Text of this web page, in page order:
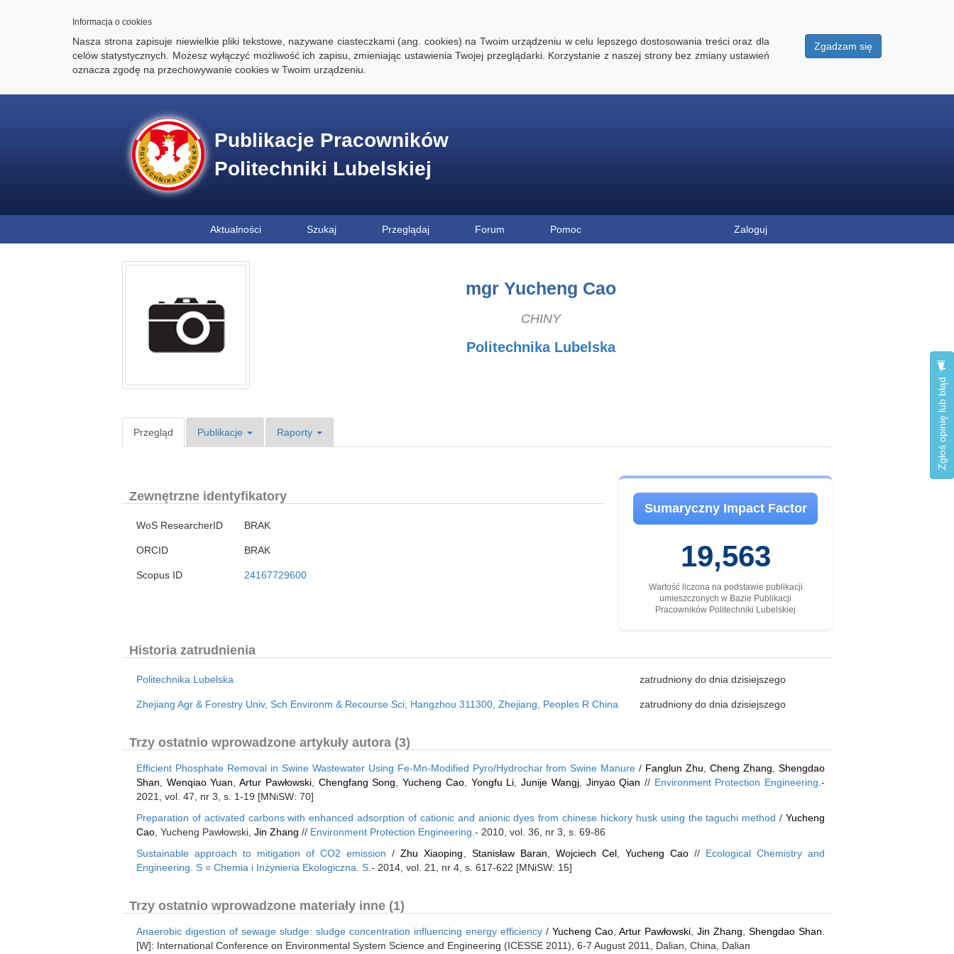
Informacja o cookies
Zgadzam się
Nasza strona zapisuje niewielkie pliki tekstowe, nazywane ciasteczkami (ang. cookies) na Twoim urządzeniu w celu lepszego dostosowania treści oraz dla
celów statystycznych. Możesz wyłączyć możliwość ich zapisu, zmieniając ustawienia Twojej przeglądarki. Korzystanie z naszej strony bez zmiany ustawień
oznacza zgodę na przechowywanie cookies w Twoim urządzeniu.
Publikacje Pracowników
Politechniki Lubelskiej
Aktualności Szukaj Przeglądaj Forum Pomoc Zaloguj
Zgłoś opinię lub błąd
mgr Yucheng Cao
CHINY
Politechnika Lubelska
Przegląd Publikacje Raporty
Zewnętrzne identyfikatory
WoS ResearcherID BRAK
ORCID BRAK
Scopus ID 24167729600
Sumaryczny Impact Factor
19,563
Wartość liczona na podstawie publikacji
umieszczonych w Bazie Publikacji
Pracowników Politechniki Lubelskiej
Historia zatrudnienia
Politechnika Lubelska zatrudniony do dnia dzisiejszego
Zhejiang Agr & Forestry Univ, Sch Environm & Recourse Sci, Hangzhou 311300, Zhejiang, Peoples R China zatrudniony do dnia dzisiejszego
Trzy ostatnio wprowadzone artykuły autora (3)
Efficient Phosphate Removal in Swine Wastewater Using Fe-Mn-Modified Pyro/Hydrochar from Swine Manure / Fanglun Zhu ,Cheng Zhang ,Shengdao
Shan
Wenqiao Yuan ,Artur Pawłowski, Chengfang Song ,Yucheng Cao, Yongfu Li ,Junije Wangj, Jinyao Qian // Environment Protection Engineering .-
2021, vol. 47, nr 3, s. 1-19 [MNiSW: 70]
Preparation of activated carbons with enhanced adsorption of cationic and anionic dyes from chinese hickory husk using the taguchi method /Yucheng
Cao , Yucheng Pawłowski, Jin Zhang // Environment Protection Engineering .- 2010, vol. 36, nr 3, s. 69-86
Sustainable approach to mitigation of CO2 emission /Zhu Xiaoping Stanisław Baran Wojciech Cel, Yucheng Cao// Ecological Chemistry and
Engineering. S = Chemia i Inżynieria Ekologiczna. S .- 2014, vol. 21, nr 4, s. 617-622 [MNiSW: 15]
Trzy ostatnio wprowadzone materiały inne (1)
Anaerobic digestion of sewage sludge: sludge concentration influencing energy efficiency / Yucheng Cao Artur Pawłowski Jin Zhang Shengdao Shan
[W]: International Conference on Environmental System Science and Engineering (ICESSE 2011), 6-7 August 2011, Dalian, China, Dalian